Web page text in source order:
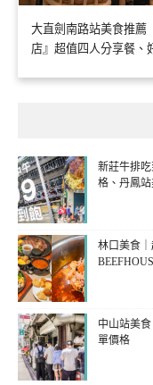
大直劍南路站美食推薦
店』超值四人分享餐、
新莊牛排
格、丹鳳
林口美食
中山站美
單價格